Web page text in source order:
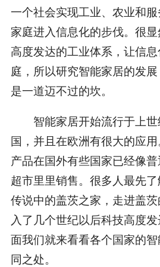
一个社会实现工业、农业和服
家庭进入信息化的步伐。很
高度发达的工业体系，让信
庭，所以研究智能家居的发
是一道迈不过的坎。
智能家居开始流行于上世
国，并且在欧洲有很大的应
产品在国外有些国家已经像
超市里里销售。很多人最先了
传说中的盖茨之家，走进盖
入了几个世纪以后科技高度
面我们就来看看各个国家的
同之处。